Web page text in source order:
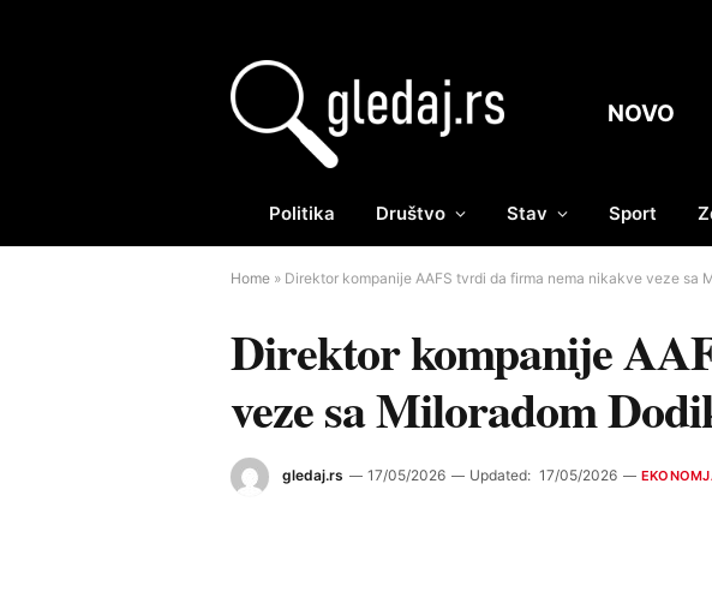
NOVO
Politika Društvo Stav Sport
Home » Direktor kompanije AAFS tvrdi da firma nema nikakve veze sa
Direktor kompanije
veze sa Miloradom
gledaj.rs 17/05/2026 Updated: 17/05/2026